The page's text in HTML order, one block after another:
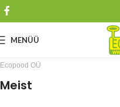
MENÜÜ
Ecopood OÜ
Meist